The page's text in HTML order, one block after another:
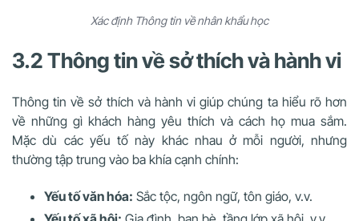
Xác định Thông tin về nhân khẩu học
3.2 Thông tin về sở thích và hành vi
Thông tin về sở thích và hành vi giúp chúng ta hiểu rõ hơn
về những gì khách hàng yêu thích và cách họ mua sắm.
Mặc dù các yếu tố này khác nhau ở mỗi người, nhưng
thường tập trung vào ba khía cạnh chính:
Yếu tố văn hóa: Sắc tộc, ngôn ngữ, tôn giáo, v.v.